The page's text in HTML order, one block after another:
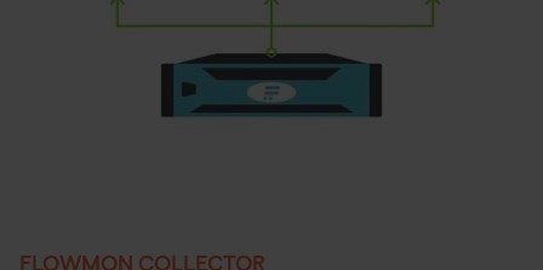
FLOWMON COLLECTOR